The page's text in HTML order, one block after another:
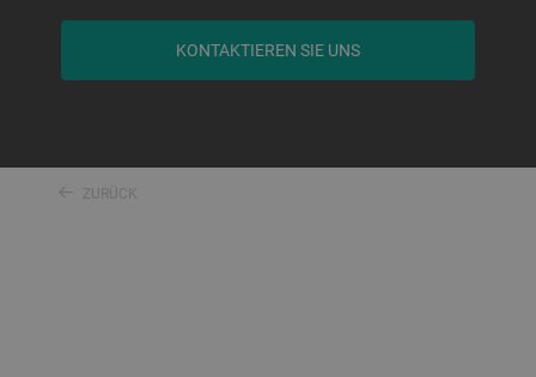
KONTAKTIEREN SIE UNS
ZURÜCK